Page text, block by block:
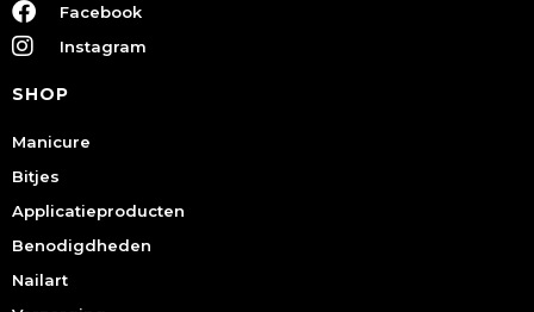
Facebook
Instagram
SHOP
Manicure
Bitjes
Applicatieproducten
Benodigdheden
Nailart